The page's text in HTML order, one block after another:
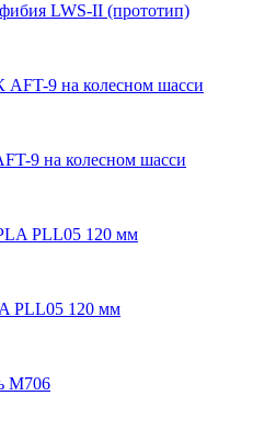
LWS-II (прототип)
9 на колесном шасси
PLL05 120 мм